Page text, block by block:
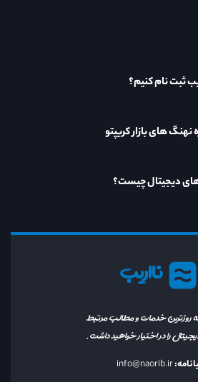
نااریب
به روزترین خدمات و مطالب مرتبط
دیجیتال را در اختیار خواهید داشت.
info@naorib.ir
ثبت نام کنیم؟
نهنگ های بازار کریپتو
های دیجیتال چیست؟